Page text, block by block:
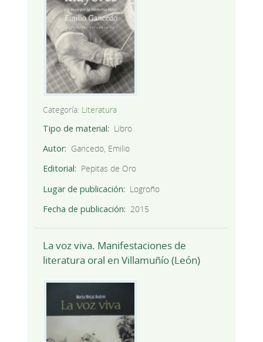
Categoría: Literatura
Tipo de material
Libro
Autor
Gancedo, Emilio
Editorial
Pepitas de Oro
Lugar de publicación
Logroño
Fecha de publicación
2015
La voz viva. Manifestaciones de
literatura oral en Villamuñío (León)